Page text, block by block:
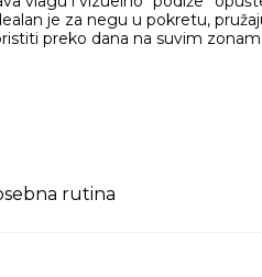
je za negu u pokretu,
preko dana na suvim
rutina